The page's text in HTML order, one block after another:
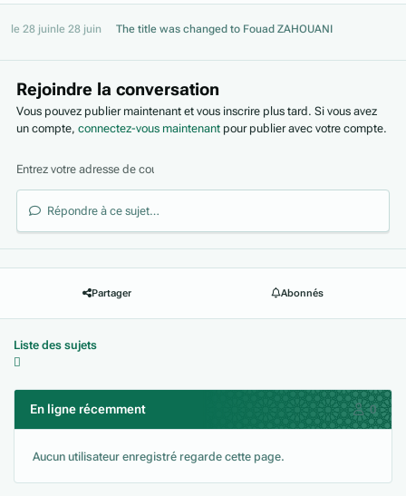
le 28 juinle 28 juin The title was changed to Fouad ZAHOUANI
Rejoindre la conversation
Vous pouvez publier maintenant et vous inscrire plus tard. Si vous avez
un compte,connectez-vous maintenant pour publier avec votre compte.
Répondre à ce sujet…
Partager Abonnés
Liste des sujets
En ligne récemment 0
Aucun utilisateur enregistré regarde cette page.